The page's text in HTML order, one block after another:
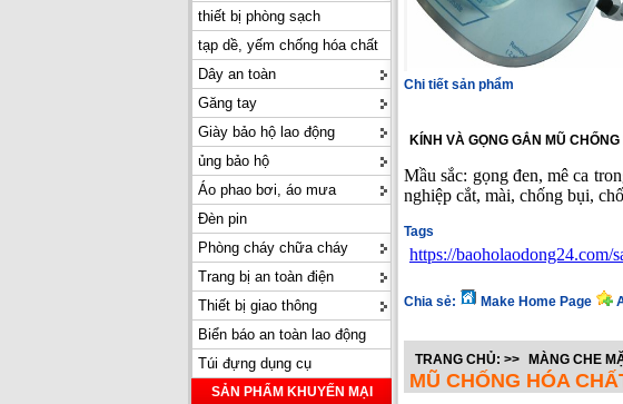
thiết bị phòng sạch
tạp dề, yếm chống hóa chất
Dây an toàn
Găng tay
Giày bảo hộ lao động
ủng bảo hộ
Áo phao bơi, áo mưa
Đèn pin
Phòng cháy chữa cháy
Trang bị an toàn điện
Thiết bị giao thông
Biển báo an toàn lao động
Túi đựng dụng cụ
SẢN PHẨM KHUYẾN MẠI
Chi tiết sản phẩm
KÍNH VÀ GỌNG GẮN MŨ
Mầu sắc: gọng đen, mê ca
nghiệp cắt, mài, chống bụi,
Tags
https://baoholaodong24.com/
Chia sẻ: Make Home Page
TRANG CHỦ: >> MÀNG CHE
MŨ CHỐNG HÓA